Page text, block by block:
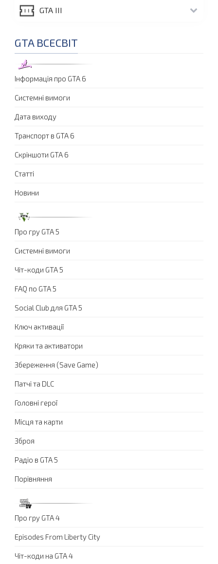
GTA III
GTA ВСЕСВІТ
Інформація про GTA 6
Системні вимоги
Дата виходу
Транспорт в GTA 6
Скріншоти GTA 6
Статті
Новини
Про гру GTA 5
Системні вимоги
Чіт-коди GTA 5
FAQ по GTA 5
Social Club для GTA 5
Ключ активації
Кряки та активатори
Збереження (Save Game)
Патчі та DLC
Головні герої
Місця та карти
Зброя
Радіо в GTA 5
Порівняння
Про гру GTA 4
Episodes From Liberty City
Чіт-коди на GTA 4